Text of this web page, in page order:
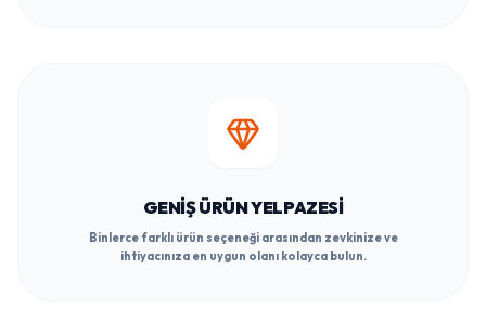
GENIŞ ÜRÜN YELPAZESI
Binlerce farklı ürün seçeneği arasından zevkinize ve
ihtiyacınıza en uygun olanı kolayca bulun.